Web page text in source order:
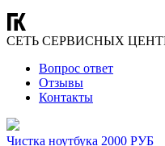
СЕТЬ СЕРВИСНЫХ
Вопрос ответ
Отзывы
Контакты
Чистка ноутбука 2000 РУБ